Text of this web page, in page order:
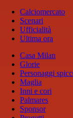
Calciomercato
Scenari
Ufficialità
Ultima ora
Casa Milan
Glorie
Personaggi
Maglia
Inni e cori
Palmares
Sponsor